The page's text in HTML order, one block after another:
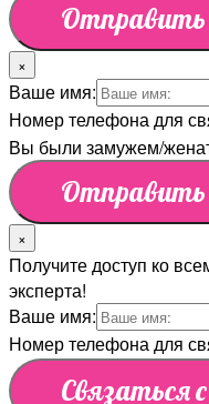
×
Ваше имя:
Номер телефона для
Вы были замужем/
×
Получите доступ ко
эксперта!
Ваше имя:
Номер телефона для
Связаться